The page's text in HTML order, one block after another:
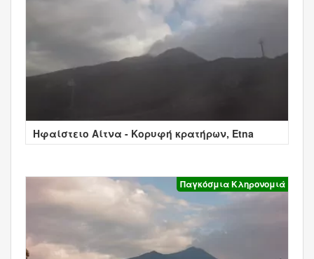
Ηφαίστειο Αίτνα - Κορυφή κρατήρων, Etna
Παγκόσμια Κληρονομιά